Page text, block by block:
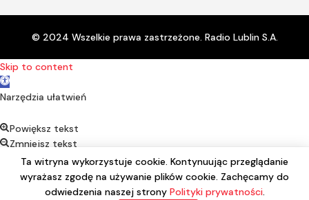
© 2024 Wszelkie prawa zastrzeżone. Radio Lublin S.A.
Ta witryna wykorzystuje cookie. Kontynuując przeglądanie
wyrażasz zgodę na używanie plików cookie. Zachęcamy do
odwiedzenia naszej strony Polityki prywatności.
Skip to content
Open toolbar
Narzędzia ułatwień
Powiększ tekst
Zmniejsz tekst
Kontrast
Negatyw
Podkreśl linki